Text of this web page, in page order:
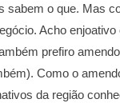
sabem o que. Mas
Acho
prefiro
Como o
da região